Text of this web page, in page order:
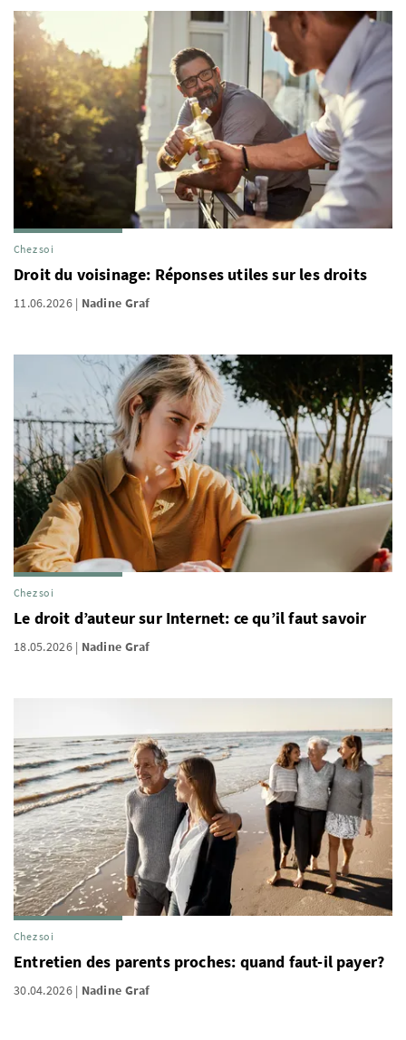
Chez soi
Droit du voisinage: Réponses utiles sur les droits
11.06.2026 Nadine Graf
Chez soi
Le droit d’auteur sur Internet: ce qu’il faut savoir
18.05.2026 Nadine Graf
Chez soi
Entretien des parents proches: quand faut-il payer?
30.04.2026 Nadine Graf